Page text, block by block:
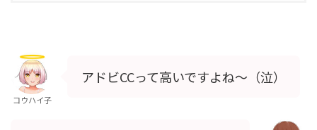
コウハイ子
アドビCCって高いですよね～（泣）